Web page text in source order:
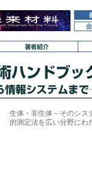
生体・非生体－そのシス
的測定法を広い分野にわ